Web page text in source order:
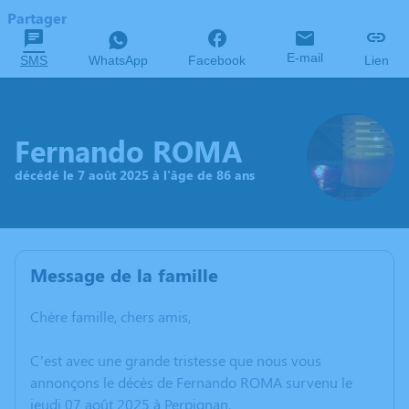
Partager
SMS WhatsApp Facebook E-mail Lien
Fernando ROMA
décédé le 7 août 2025 à l'âge de 86 ans
Message de la famille
Chère famille, chers amis,
C’est avec une grande tristesse que nous vous
annonçons le décès de Fernando ROMA survenu le
jeudi 07 août 2025 à Perpignan.